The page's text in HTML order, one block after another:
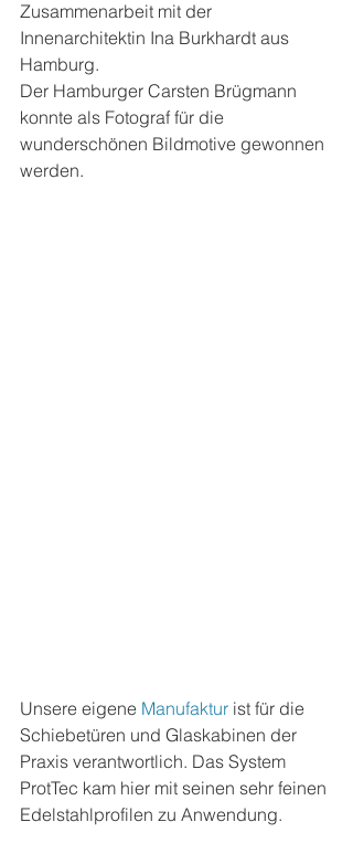
Zusammenarbeit mit der
Innenarchitektin Ina Burkhardt aus
Hamburg.
Der Hamburger Carsten Brügmann
konnte als Fotograf für die
wunderschönen Bildmotive gewonnen
werden.
Unsere eigene Manufaktur ist für die
Schiebetüren und Glaskabinen der
Praxis verantwortlich. Das System
ProtTec kam hier mit seinen sehr feinen
Edelstahlprofilen zu Anwendung.